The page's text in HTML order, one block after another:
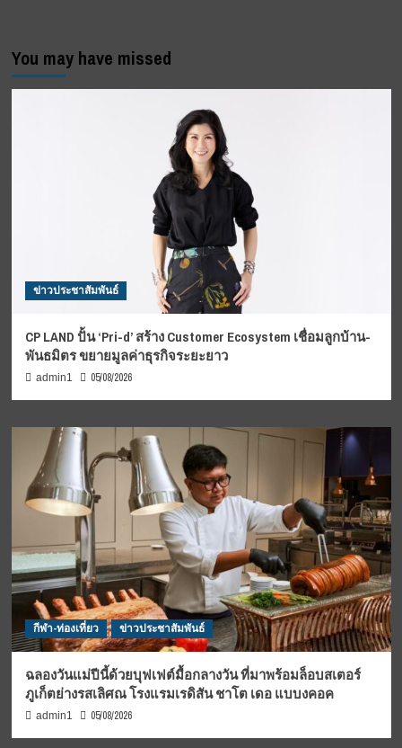
You may have missed
ข่าวประชาสัมพันธ์
CP LAND ปั้น ‘Pri-d’ สร้าง Customer Ecosystem เชื่อมลูกบ้าน-
พันธมิตร ขยายมูลค่าธุรกิจระยะยาว
admin1 05/08/2026
กีฬา-ท่องเที่ยว ข่าวประชาสัมพันธ์
ฉลองวันแม่ปีนี้ด้วยบุฟเฟต์มื้อกลางวัน ที่มาพร้อมล็อบสเตอร์
ภูเก็ตย่างรสเลิศณ โรงแรมเรดิสัน ชาโต เดอ แบบงคอค
admin1 05/08/2026